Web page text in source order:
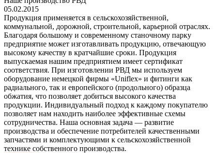
05.02.2015
Продукция применяется в сельскохозяйственной,
коммунальной, дорожной, строительной, карьерной отраслях.
Благодаря большому и современному станочному парку
предприятие может изготавливать продукцию, отвечающую
высокому качеству в кратчайшие сроки. Продукция
выпускаемая нашим предприятием имеет сертификат
соответствия. При изготовлении РВД мы используем
оборудование немецкой фирмы «Uniflex» и фитинги как
радиального, так и европейского (продольного) образца
обжатия, что позволяет добиться высокого качества
продукции. Индивидуальный подход к каждому покупателю
позволяет нам находить наиболее эффективные схемы
сотрудничества. Наша основная задача — развитие
производства и обеспечение потребителей качественными
запчастями и комплектующими к сельскохозяйственной
технике собственного производства.